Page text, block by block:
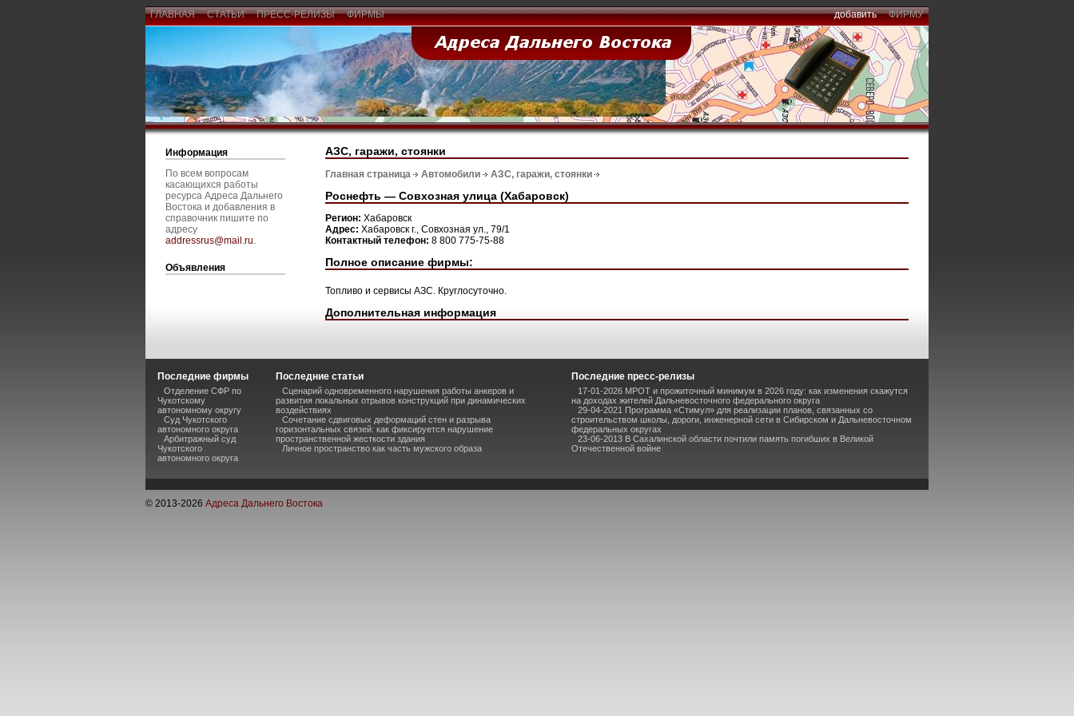
ГЛАВНАЯ СТАТЬИ ПРЕСС-РЕЛИЗЫ ФИРМЫ добавить ФИРМУ
Информация
По всем вопросам
касающихся работы
ресурса Адреса Дальнего
Востока и добавления в
справочник пишите по
адресу
addressrus@mail.ru.
Объявления
АЗС, гаражи, стоянки
Главная страница Автомобили АЗС, гаражи, стоянки
Роснефть — Совхозная улица (Хабаровск)
Регион: Хабаровск
Адрес: Хабаровск г., Совхозная ул., 79/1
Контактный телефон: 8 800 775-75-88
Полное описание фирмы:
Топливо и сервисы АЗС. Круглосуточно.
Дополнительная информация
Последние фирмы
Отделение СФР по
Чукотскому
автономному округу
Суд Чукотского
автономного округа
Арбитражный суд
Чукотского
автономного округа
Последние статьи
Сценарий одновременного нарушения работы анкеров и
развития локальных отрывов конструкций при динамических
воздействиях
Сочетание сдвиговых деформаций стен и разрыва
горизонтальных связей: как фиксируется нарушение
пространственной жесткости здания
Личное пространство как часть мужского образа
Последние пресс-релизы
17-01-2026 МРОТ и прожиточный минимум в 2026 году: как изменения скажутся
на доходах жителей Дальневосточного федерального округа
29-04-2021 Программа «Стимул» для реализации планов, связанных со
строительством школы, дороги, инженерной сети в Сибирском и Дальневосточном
федеральных округах
23-06-2013 В Сахалинской области почтили память погибших в Великой
Отечественной войне
© 2013-2026 Адреса Дальнего Востока